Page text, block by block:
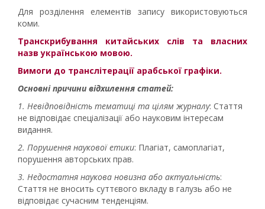
Для розділення елементів запису використовуються
коми.
Транскрибування китайських слів та власних
назв українською мовою.
Вимоги до транслітерації арабської графіки.
Основні причини відхилення статей:
1. Невідповідність тематиці та цілям журналу: Стаття
не відповідає спеціалізації або науковим інтересам
видання.
2. Порушення наукової етики: Плагіат, самоплагіат,
порушення авторських прав.
3. Недостатня наукова новизна або актуальність:
Стаття не вносить суттєвого вкладу в галузь або не
відповідає сучасним тенденціям.